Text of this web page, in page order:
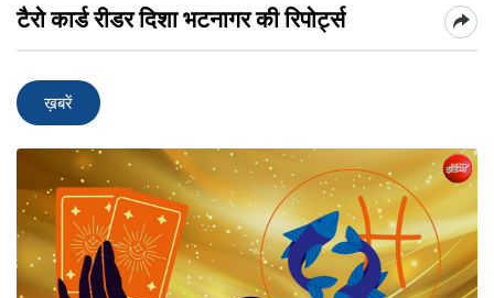
टैरो कार्ड रीडर दिशा भटनागर की रिपोर्ट्स
ख़बरें